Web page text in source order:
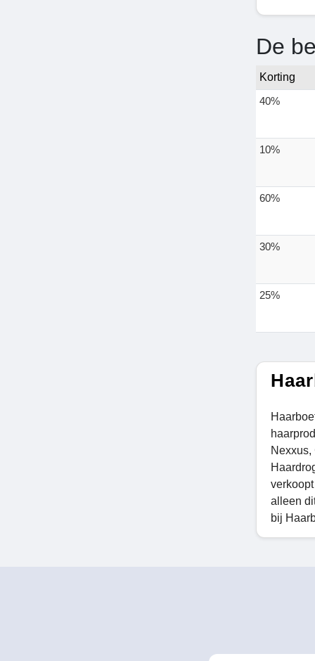
De
Korting
40%
10%
60%
30%
25%
alleen
bij